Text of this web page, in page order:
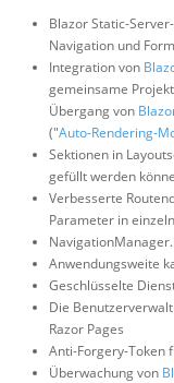
Blazor Static-
Navigation und
Integration von
gemeinsame
Übergang von
("Auto-Rendering-
Sektionen in
gefüllt werden
Verbesserte
Parameter in
Anwendungsweite
Geschlüsselte
Die
Razor Pages
Anti-Forgery-Token
Überwachung von